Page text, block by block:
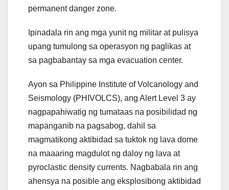
permanent danger zone.
Ipinadala rin ang mga yunit ng militar at pulisya
upang tumulong sa operasyon ng paglikas at
sa pagbabantay sa mga evacuation center.
Ayon sa Philippine Institute of Volcanology and
Seismology (PHIVOLCS), ang Alert Level 3 ay
nagpapahiwatig ng tumataas na posibilidad ng
mapanganib na pagsabog, dahil sa
magmatikong aktibidad sa tuktok ng lava dome
na maaaring magdulot ng daloy ng lava at
pyroclastic density currents. Nagbabala rin ang
ahensya na posible ang eksplosibong aktibidad